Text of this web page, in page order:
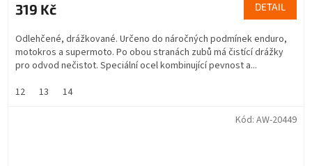
319 Kč DETAIL
Odlehčené, drážkované. Určeno do náročných podmínek enduro,
motokros a supermoto. Po obou stranách zubů má čistící drážky
pro odvod nečistot. Speciální ocel kombinující pevnost a...
12
13 14
Kód: AW-20449